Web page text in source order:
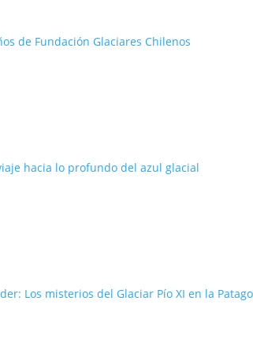
de Fundación Glaciares Chilenos
hacia lo profundo del azul glacial
Los misterios del Glaciar Pío XI en la